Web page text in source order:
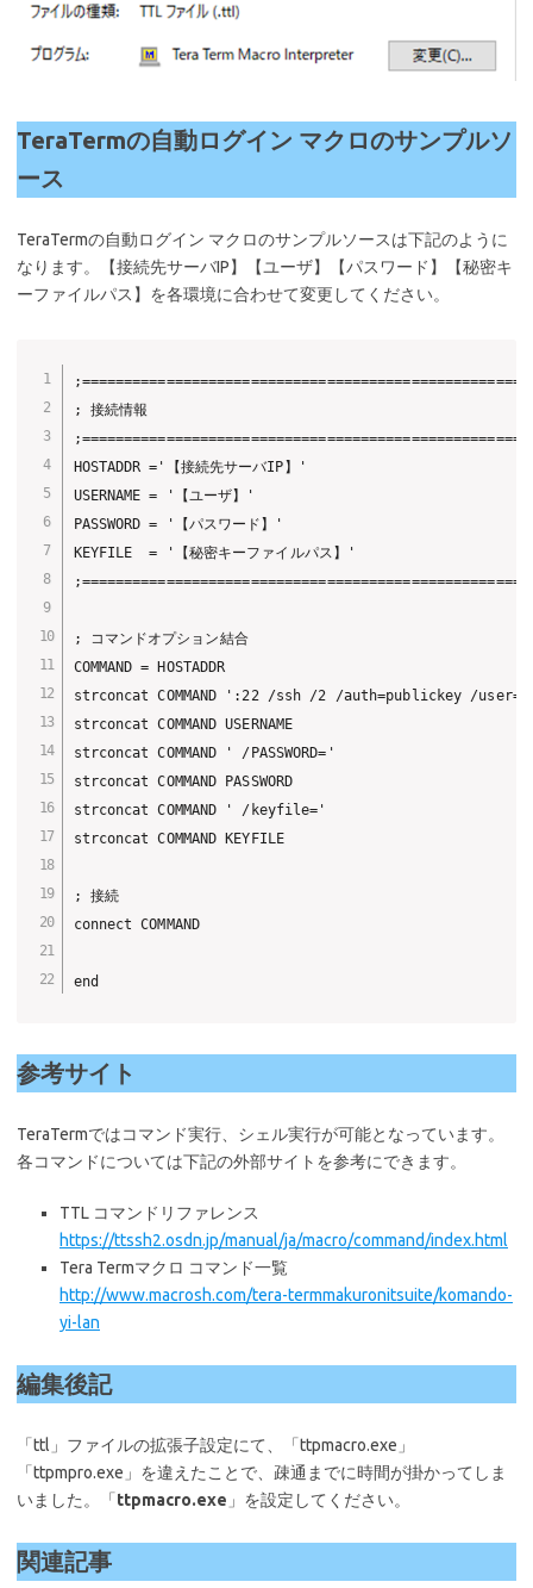
TeraTermの自動ログイン マクロのサンプルソ
ース
TeraTermの自動ログイン マクロのサンプルソースは下記のように
なります。【接続先サーバIP】【ユーザ】【パスワード】【秘密キ
ーファイルパス】を各環境に合わせて変更してください。
; 接続情報
HOSTADDR ='【接続先サーバIP】'
USERNAME = '【ユーザ】'
PASSWORD = '【パスワード】'
KEYFILE  = '【秘密キーファイルパス】'
; コマンドオプション結合
COMMAND = HOSTADDR
strconcat COMMAND ':22 /ssh /2 /auth=publickey /user='
strconcat COMMAND USERNAME
strconcat COMMAND ' /PASSWORD='
strconcat COMMAND PASSWORD
strconcat COMMAND ' /keyfile='
strconcat COMMAND KEYFILE
; 接続
connect COMMAND
end
参考サイト
TeraTermではコマンド実行、シェル実行が可能となっています。
各コマンドについては下記の外部サイトを参考にできます。
TTL コマンドリファレンス
https://ttssh2.osdn.jp/manual/ja/macro/command/index.html
Tera Termマクロ コマンド一覧
http://www.macrosh.com/tera-termmakuronitsuite/komando-
yi-lan
編集後記
「ttl」ファイルの拡張子設定にて、「ttpmacro.exe」
「ttpmpro.exe」を違えたことで、疎通までに時間が掛かってしま
いました。「ttpmacro.exe 」を設定してください。
関連記事